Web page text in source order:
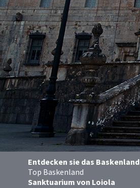
Entdecken sie das Baskenland
Top Baskenland
Sanktuarium von Loiola